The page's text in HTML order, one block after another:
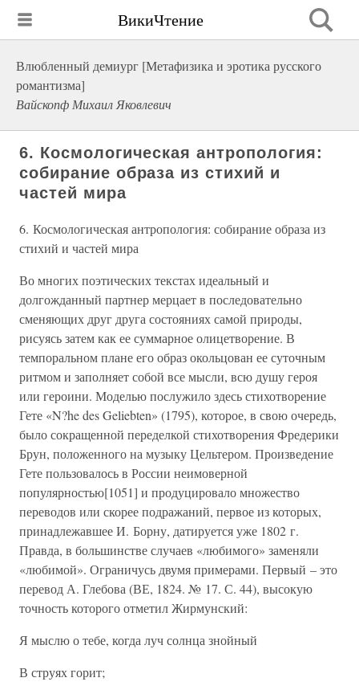
ВикиЧтение
Влюбленный демиург [Метафизика и эротика русского
романтизма]
Вайскопф Михаил Яковлевич
6. Космологическая антропология:
собирание образа из стихий и
частей мира
6. Космологическая антропология: собирание образа из
стихий и частей мира
Во многих поэтических текстах идеальный и
долгожданный партнер мерцает в последовательно
сменяющих друг друга состояниях самой природы,
рисуясь затем как ее суммарное олицетворение. В
темпоральном плане его образ окольцован ее суточным
ритмом и заполняет собой все мысли, всю душу героя
или героини. Моделью послужило здесь стихотворение
Гете «N?he des Geliebten» (1795), которое, в свою очередь,
было сокращенной переделкой стихотворения Фредерики
Брун, положенного на музыку Цельтером. Произведение
Гете пользовалось в России неимоверной
популярностью[1051] и продуцировало множество
переводов или скорее подражаний, первое из которых,
принадлежавшее И. Борну, датируется уже 1802 г.
Правда, в большинстве случаев «любимого» заменяли
«любимой». Ограничусь двумя примерами. Первый – это
перевод А. Глебова (ВЕ, 1824. № 17. С. 44), высокую
точность которого отметил Жирмунский:
Я мыслю о тебе, когда луч солнца знойный
В струях горит;